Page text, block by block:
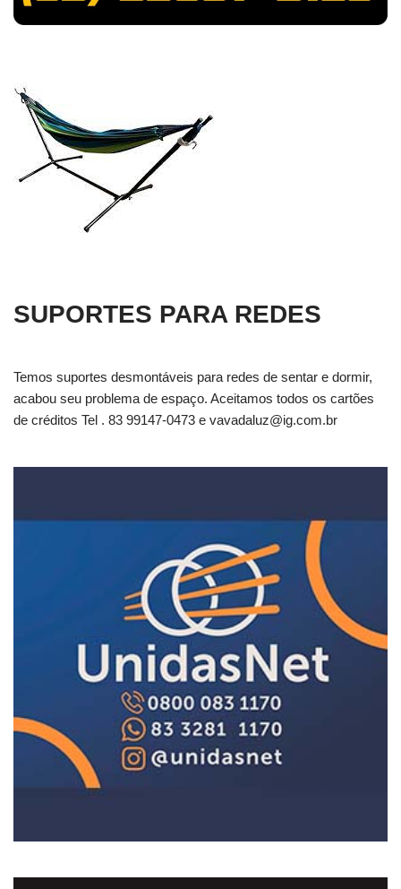
SUPORTES PARA REDES
Temos suportes desmontáveis para redes de sentar e dormir,
acabou seu problema de espaço. Aceitamos todos os cartões
de créditos Tel . 83 99147-0473 e vavadaluz@ig.com.br